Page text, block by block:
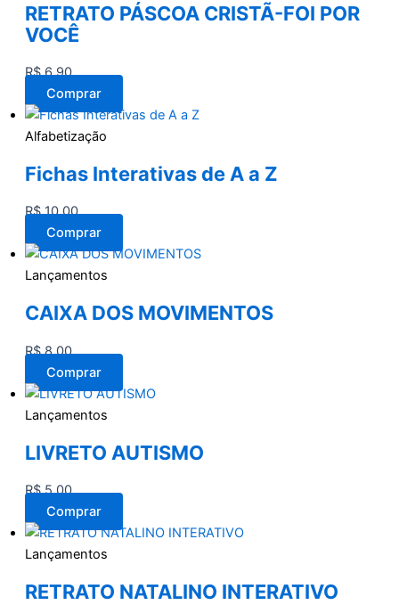
RETRATO PÁSCOA CRISTÃ-FOI POR
VOCÊ
R$6,90
Comprar
Alfabetização
Fichas Interativas de A a Z
R$10,00
Comprar
Lançamentos
CAIXA DOS MOVIMENTOS
R$8,00
Comprar
Lançamentos
LIVRETO AUTISMO
R$5,00
Comprar
Lançamentos
RETRATO NATALINO INTERATIVO